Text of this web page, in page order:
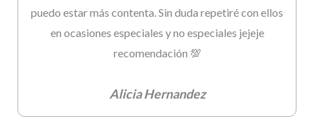
puedo estar más contenta. Sin duda repetiré con ellos
en ocasiones especiales y no especiales jejeje
recomendación 💯
Alicia Hernandez